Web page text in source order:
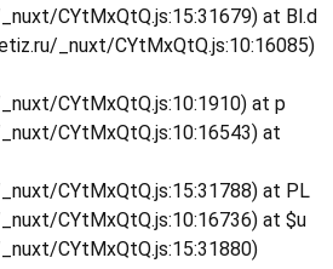
CYtMxQtQ.js:15:31679) at Bl.d
_nuxt/CYtMxQtQ.js:10:16085)
CYtMxQtQ.js:10:1910) at p
CYtMxQtQ.js:10:16543) at
CYtMxQtQ.js:15:31788) at PL
CYtMxQtQ.js:10:16736) at $u
CYtMxQtQ.js:15:31880)